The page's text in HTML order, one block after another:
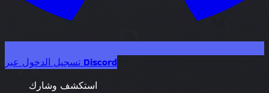
تسجيل الدخول عبر Discord
استكشف وشارك